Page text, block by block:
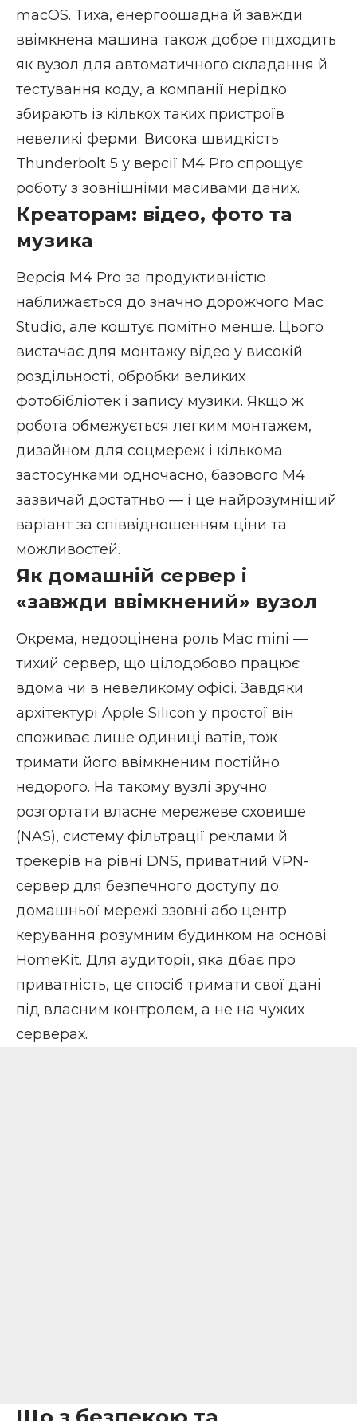
macOS. Тиха, енергоощадна й завжди
ввімкнена машина також добре підходить
як вузол для автоматичного складання й
тестування коду, а компанії нерідко
збирають із кількох таких пристроїв
невеликі ферми. Висока швидкість
Thunderbolt 5 у версії M4 Pro спрощує
роботу з зовнішніми масивами даних.
Креаторам: відео, фото та
музика
Версія M4 Pro за продуктивністю
наближається до значно дорожчого Mac
Studio, але коштує помітно менше. Цього
вистачає для монтажу відео у високій
роздільності, обробки великих
фотобібліотек і запису музики. Якщо ж
робота обмежується легким монтажем,
дизайном для соцмереж і кількома
застосунками одночасно, базового M4
зазвичай достатньо — і це найрозумніший
варіант за співвідношенням ціни та
можливостей.
Як домашній сервер і
«завжди ввімкнений» вузол
Окрема, недооцінена роль Mac mini —
тихий сервер, що цілодобово працює
вдома чи в невеликому офісі. Завдяки
архітектурі Apple Silicon у простої він
споживає лише одиниці ватів, тож
тримати його ввімкненим постійно
недорого. На такому вузлі зручно
розгортати власне мережеве сховище
(NAS), систему фільтрації реклами й
трекерів на рівні DNS, приватний VPN-
сервер для безпечного доступу до
домашньої мережі ззовні або центр
керування розумним будинком на основі
HomeKit. Для аудиторії, яка дбає про
приватність, це спосіб тримати свої дані
під власним контролем, а не на чужих
серверах.